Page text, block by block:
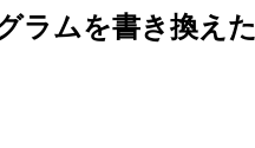
ラムを書き換えた